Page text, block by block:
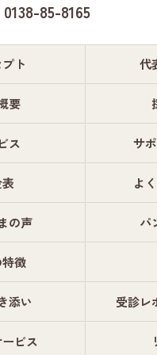
0138-85-8165
ト 代
要
ス サ
よ
の声 パ
徴
添い 受診レ
ビス